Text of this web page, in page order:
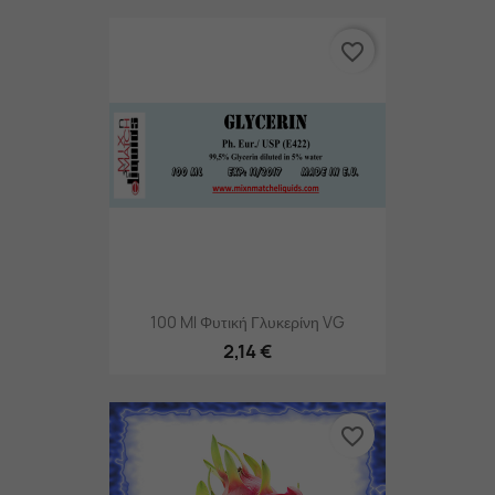
100 Ml Φυτική Γλυκερίνη VG
2,14 €
favorite_border
favorite_border